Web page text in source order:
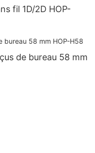
fil 1D/2D HOP-
de bureau 58 mm